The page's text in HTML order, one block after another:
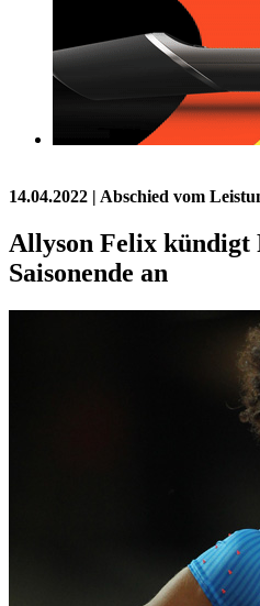
14.04.2022 | Abschied vom
Allyson Felix
Saisonende an